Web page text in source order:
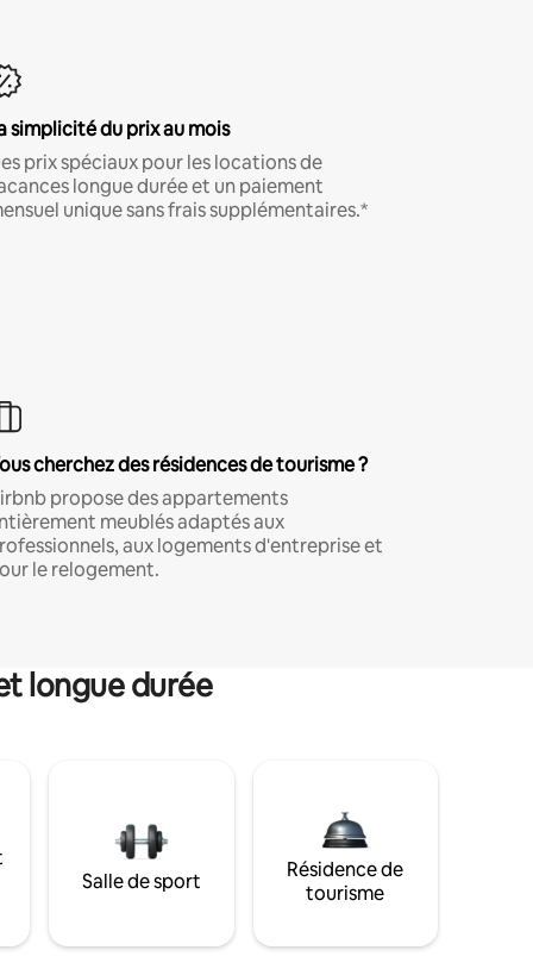
simplicité du prix au mois
prix spéciaux pour les locations de
longue durée et un paiement
unique sans frais supplémentaires.*
cherchez des résidences de tourisme ?
propose des appartements
meublés adaptés aux
aux logements d'entreprise et
le relogement.
longue durée
Salle de sport
Résidence de
tourisme